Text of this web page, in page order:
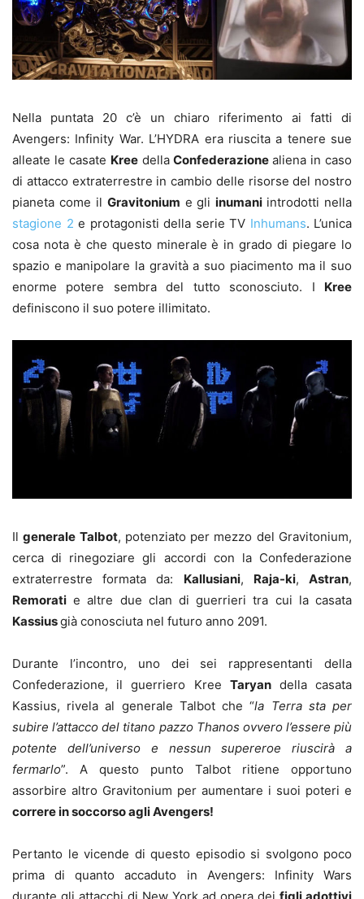
Nella puntata 20 c’è un chiaro riferimento ai fatti di
Avengers: Infinity War. L’HYDRA era riuscita a tenere sue
alleate le casate KreedellaConfederazionealiena in caso
di attacco extraterrestre in cambio delle risorse del nostro
pianeta come il Gravitonium e gliinumani introdotti nella
stagione 2 e protagonisti della serie TV Inhumans. L’unica
cosa nota è che questo minerale è in grado di piegare lo
spazio e manipolare la gravità a suo piacimento ma il suo
enorme potere sembra del tutto sconosciuto. I Kree
definiscono il suo potere illimitato.
Ilgenerale Talbot, potenziato per mezzo del Gravitonium,
cerca di rinegoziare gli accordi con la Confederazione
extraterrestre formata da: Kallusiani, Raja-ki,Astran,
Remorati e altre due clan di guerrieri tra cui la casata
Kassiusgià conosciuta nel futuro anno 2091.
Durante l’incontro, uno dei sei rappresentanti della
Confederazione, il guerriero Kree Taryandella casata
Kassius, rivela al generale Talbot che “la Terra sta per
subire l’attacco del titano pazzo Thanos ovvero l’essere più
potente dell’universo e nessun supereroe riuscirà a
fermarlo”. A questo punto Talbot ritiene opportuno
assorbire altro Gravitonium per aumentare i suoi poteri e
correre in soccorso agli Avengers!
Pertanto le vicende di questo episodio si svolgono poco
prima di quanto accaduto in Avengers: Infinity Wars